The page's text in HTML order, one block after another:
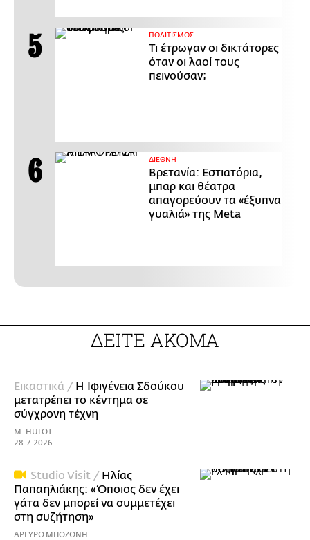
ΠΟΛΙΤΙΣΜΟΣ
Τι έτρωγαν οι δικτάτορες
όταν οι λαοί τους
πεινούσαν;
ΔΙΕΘΝΗ
Βρετανία: Εστιατόρια,
μπαρ και θέατρα
απαγορεύουν τα «έξυπνα
γυαλιά» της Meta
ΔΕΙΤΕ ΑΚΟΜΑ
Εικαστικά / Η Ιφιγένεια Σδούκου
μετατρέπει το κέντημα σε
σύγχρονη τέχνη
M. HULOT
28.7.2026
Studio Visit / Ηλίας
Παπαηλιάκης: «Όποιος δεν έχει
γάτα δεν μπορεί να συμμετέχει
στη συζήτηση»
ΑΡΓΥΡΩ ΜΠΟΖΩΝΗ